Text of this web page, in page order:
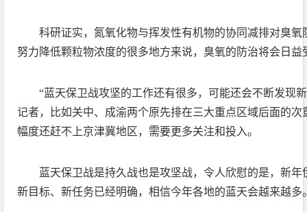
科研证实，氮氧化物与挥发性有机物的协同减排对臭
努力降低颗粒物浓度的很多地方来说，臭氧的防治将会日益
“蓝天保卫战攻坚的工作还有很多，可能还会不断发现
记者，比如关中、成渝两个原先排在三大重点区域后面的
幅度还赶不上京津冀地区，需要更多关注和投入。
蓝天保卫战是持久战也是攻坚战，令人欣慰的是，新
新目标、新任务已经明确，相信今年各地的蓝天会越来越多